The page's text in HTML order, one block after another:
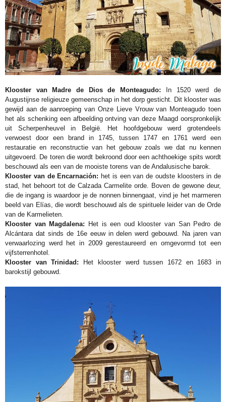
Klooster van Madre de Dios de Monteagudo: In 1520 werd de
Augustijnse religieuze gemeenschap in het dorp gesticht. Dit klooster was
gewijd aan de aanroeping van Onze Lieve Vrouw van Monteagudo toen
het als schenking een afbeelding ontving van deze Maagd oorspronkelijk
uit Scherpenheuvel in België. Het hoofdgebouw werd grotendeels
verwoest door een brand in 1745, tussen 1747 en 1761 werd een
restauratie en reconstructie van het gebouw zoals we dat nu kennen
uitgevoerd. De toren die wordt bekroond door een achthoekige spits wordt
beschouwd als een van de mooiste torens van de Andalusische barok.
Klooster van de Encarnación: het is een van de oudste kloosters in de
stad, het behoort tot de Calzada Carmelite orde. Boven de gewone deur,
die de ingang is waardoor je de nonnen binnengaat, vind je het marmeren
beeld van Elías, die wordt beschouwd als de spirituele leider van de Orde
van de Karmelieten.
Klooster van Magdalena: Het is een oud klooster van San Pedro de
Alcántara dat sinds de 16e eeuw in delen werd gebouwd. Na jaren van
verwaarlozing werd het in 2009 gerestaureerd en omgevormd tot een
vijfsterrenhotel.
Klooster van Trinidad: Het klooster werd tussen 1672 en 1683 in
barokstijl gebouwd.